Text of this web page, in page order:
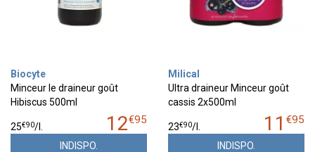
Biocyte
Minceur le draineur goût
Hibiscus 500ml
12€95
25€90/l.
INDISPO.
Milical
Ultra draineur Minceur goût
cassis 2x500ml
11 €95
23€90/l.
INDISPO.